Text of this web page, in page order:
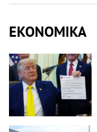
EKONOMIKA